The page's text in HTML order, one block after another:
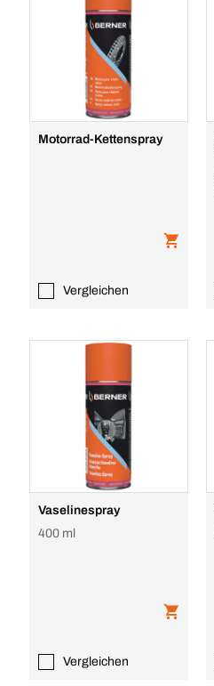
Motorrad-Kettenspray
Vergleichen
Vaselinespray
400 ml
Vergleichen